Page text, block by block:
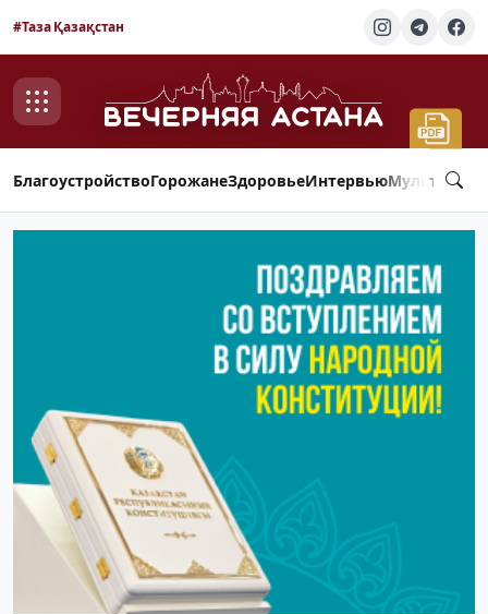
#Таза Қазақстан
БлагоустройствоГорожанеЗдоровьеИнтервью